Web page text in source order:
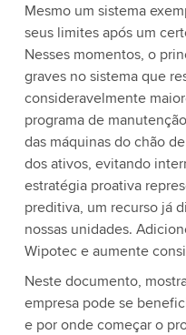
Mesmo um sistema
seus limites após um
Nesses momentos, o
graves no sistema que
consideravelmente
programa de
das máquinas do chão
dos ativos, evitando
estratégia proativa
preditiva, um recurso já
nossas unidades.
Wipotec e aumente
Neste documento,
empresa pode se
e por onde começar o